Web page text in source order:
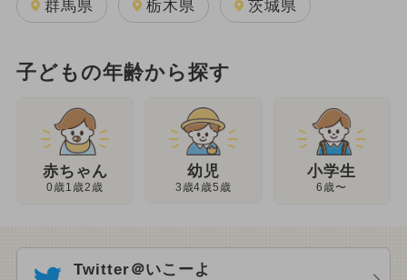
群馬県 栃木県 茨城県
子どもの年齢から探す
赤ちゃん
0歳1歳2歳
幼児
3歳4歳5歳
小学生
6歳〜
Twitter＠いこーよ